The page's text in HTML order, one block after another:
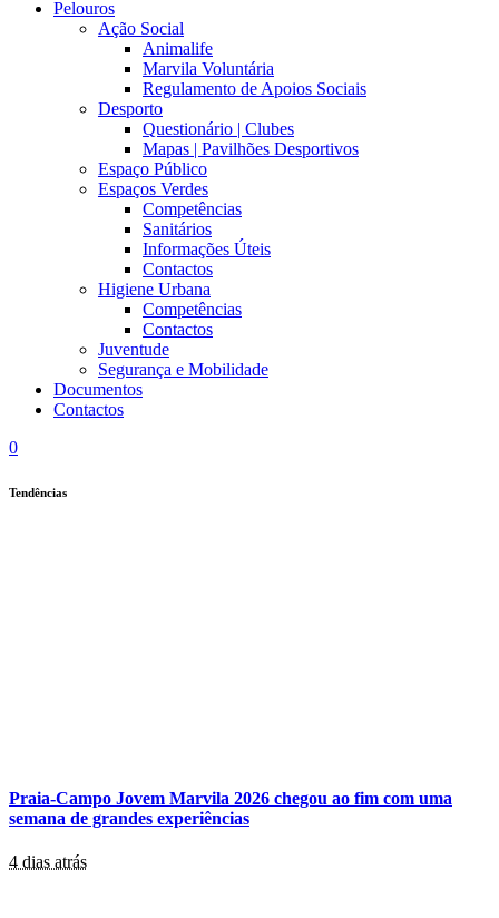
Pelouros
Ação Social
Animalife
Marvila Voluntária
Regulamento de Apoios Sociais
Desporto
Questionário | Clubes
Mapas | Pavilhões Desportivos
Espaço Público
Espaços Verdes
Competências
Sanitários
Informações Úteis
Contactos
Higiene Urbana
Competências
Contactos
Juventude
Segurança e Mobilidade
Documentos
Contactos
0
Tendências
Praia-Campo Jovem Marvila 2026 chegou ao fim com uma
semana de grandes experiências
4 dias atrás